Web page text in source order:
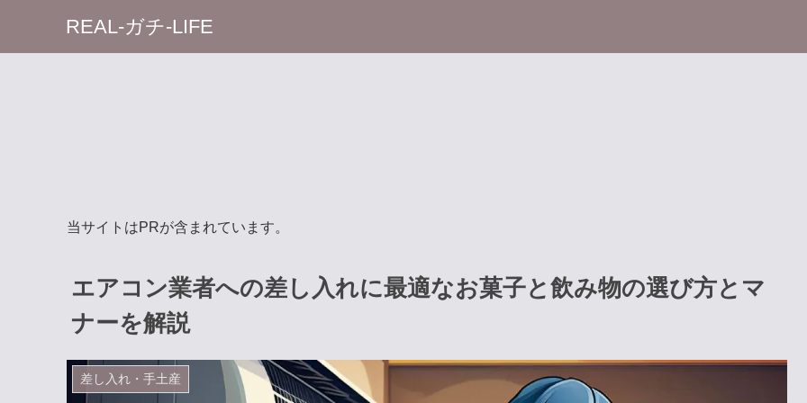
REAL-ガチ-LIFE
当サイトはPRが含まれています。
エアコン業者への差し入れに最適なお菓子と飲み物の選び方とマ
ナーを解説
差し入れ・手土産